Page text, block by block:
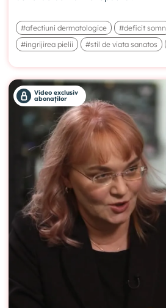
#afectiuni dermatologice #deficit somn
#ingrijirea pielii
#stil de viata sanatos
Video exclusiv
abonaților